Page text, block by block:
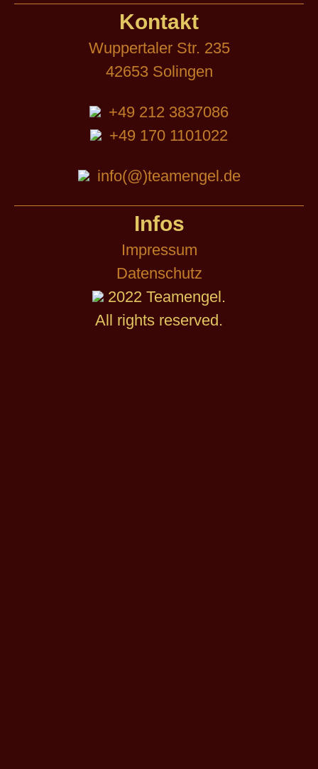
Kontakt
Wuppertaler Str. 235
42653 Solingen
+49 212 3837086
+49 170 1101022
info(@)teamengel.de
Infos
Impressum
Datenschutz
2022 Teamengel.
All rights reserved.